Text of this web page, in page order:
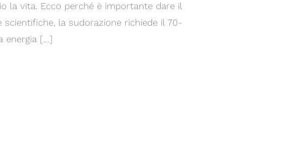
la vita. Ecco perché è importante dare il
la sudorazione richiede il 70-
energia […]